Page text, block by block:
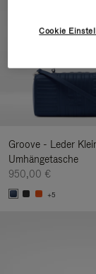
Groove - Leder
Umhängetasche
950,00 €
+5
Cookie